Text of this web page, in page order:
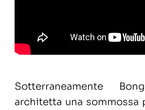
Sotterraneamente
architetta una sommossa